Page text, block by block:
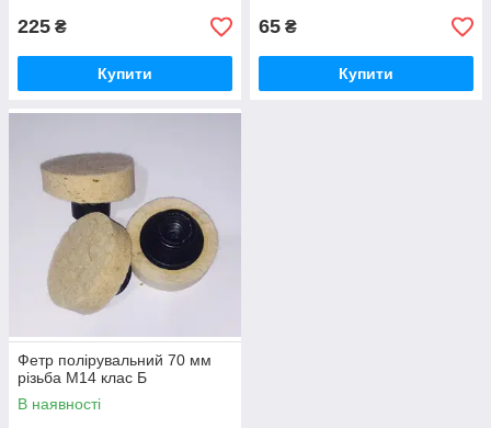
225 ₴
Купити
65 ₴
Купити
Фетр полірувальний 70 мм
різьба М14 клас Б
В наявності